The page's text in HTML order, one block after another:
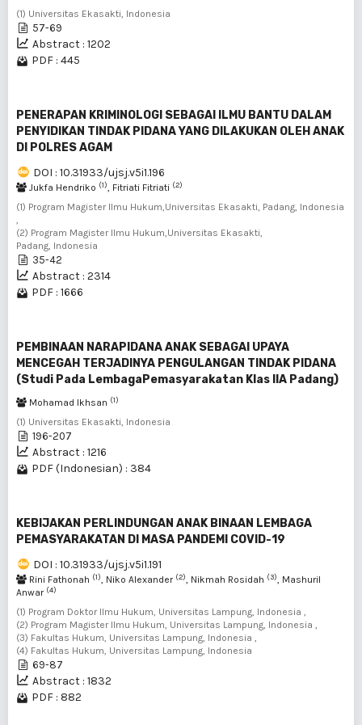
(1) Universitas Ekasakti, Indonesia
57-69
Abstract : 1202
PDF : 445
PENERAPAN KRIMINOLOGI SEBAGAI ILMU BANTU DALAM
PENYIDIKAN TINDAK PIDANA YANG DILAKUKAN OLEH ANAK
DI POLRES AGAM
DOI : 10.31933/ujsj.v5i1.196
Jukfa Hendriko (1), Fitriati Fitriati (2)
(1) Program Magister Ilmu Hukum,Universitas Ekasakti, Padang, Indonesia
,
(2) Program Magister Ilmu Hukum,Universitas Ekasakti,
Padang, Indonesia
35-42
Abstract : 2314
PDF : 1666
PEMBINAAN NARAPIDANA ANAK SEBAGAI UPAYA
MENCEGAH TERJADINYA PENGULANGAN TINDAK PIDANA
(Studi Pada LembagaPemasyarakatan Klas IIA Padang)
Mohamad Ikhsan (1)
(1) Universitas Ekasakti, Indonesia
196-207
Abstract : 1216
PDF (Indonesian) : 384
KEBIJAKAN PERLINDUNGAN ANAK BINAAN LEMBAGA
PEMASYARAKATAN DI MASA PANDEMI COVID-19
DOI : 10.31933/ujsj.v5i1.191
Rini Fathonah (1), Niko Alexander (2), Nikmah Rosidah (3), Mashuril
Anwar (4)
(1) Program Doktor Ilmu Hukum, Universitas Lampung, Indonesia ,
(2) Program Magister Ilmu Hukum, Universitas Lampung, Indonesia ,
(3) Fakultas Hukum, Universitas Lampung, Indonesia ,
(4) Fakultas Hukum, Universitas Lampung, Indonesia
69-87
Abstract : 1832
PDF : 882